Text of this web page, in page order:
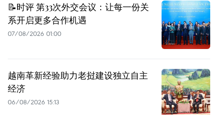
📝时评 第33次外交会议：让每一份关
系开启更多合作机遇
07/08/2026 01:00
越南革新经验助力老挝建设独立自主
经济
06/08/2026 15:13